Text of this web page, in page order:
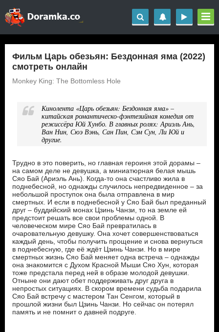
Фильм Царь обезьян: Бездонная яма (2022)
смотреть онлайн
Monkey King: The Bottomless Hole
Кинолента «Царь обезьян: Бездонная яма» –
китайская романтическо-фэнтезийная комедия от
режиссёра Юй Хунбо. В главных ролях: Ариэль Ань,
Ван Нин, Сюэ Вэнь, Сан Пин, Сэм Сун, Ли Юй и
другие.
Трудно в это поверить, но главная героиня этой дорамы –
на самом деле не девушка, а миниатюрная белая мышь
Сяо Бай (Ариэль Ань). Когда-то она счастливо жила в
поднебесной, но однажды случилось непредвиденное – за
небольшой проступок она была отправлена в мир
смертных. И если в поднебесной у Сяо Бай был преданный
друг – буддийский монах Цзинь Чанзи, то на земле ей
предстоит решать все свои проблемы одной. В
человеческом мире Сяо Бай превратилась в
очаровательную девушку. Она хочет совершенствоваться
каждый день, чтобы получить прощение и снова вернуться
в поднебесную, где её ждёт Цзинь Чанзи. Но в мире
смертных жизнь Сяо Бай меняет одна встреча – однажды
она знакомится с Духом Красной Мыши Сяо Хун, которая
тоже предстала перед ней в образе молодой девушки.
Отныне они дают обет поддерживать друг друга в
непростых ситуациях. В скором времени судьба подарила
Сяо Бай встречу с мастером Тан Сенгом, который в
прошлой жизни был Цзинь Чанзи. Но сейчас он потерял
память и не помнит о давней подруге.